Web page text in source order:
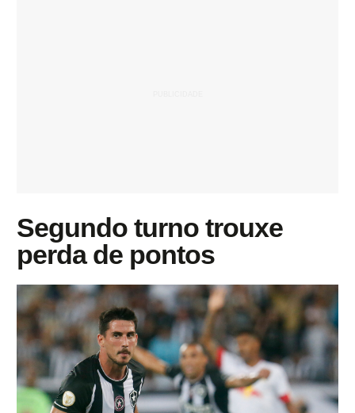
Segundo turno trouxe
perda de pontos